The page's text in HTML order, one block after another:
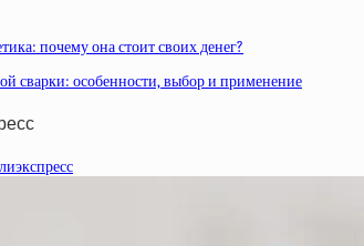
почему она стоит своих денег?
сварки: особенности, выбор и применение